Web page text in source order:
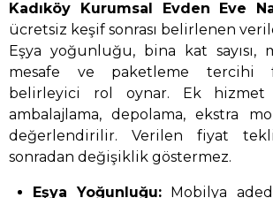
Kadıköy Kurumsal Evden Eve
ücretsiz keşif sonrası belirlenen
Eşya yoğunluğu, bina kat sayısı,
mesafe ve paketleme tercihi
belirleyici rol oynar. Ek hizmet
ambalajlama, depolama, ekstra
değerlendirilir. Verilen fiyat
sonradan değişiklik göstermez.
Eşya Yoğunluğu: Mobilya